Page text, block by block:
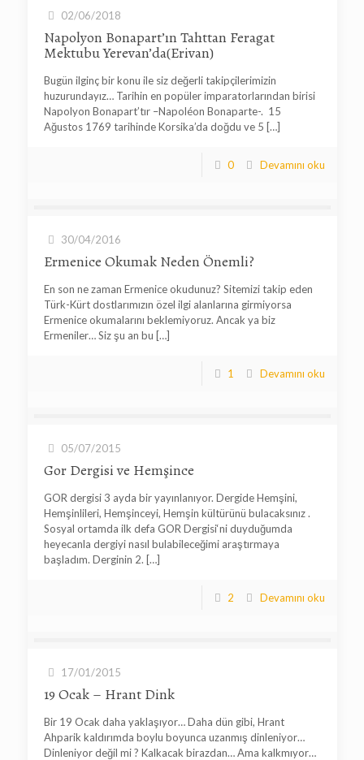
02/06/2018
Napolyon Bonapart’ın Tahttan Feragat
Mektubu Yerevan’da(Erivan)
Bugün ilginç bir konu ile siz değerli takipçilerimizin
huzurundayız… Tarihin en popüler imparatorlarından birisi
Napolyon Bonapart’tır –Napoléon Bonaparte-. 15
Ağustos 1769 tarihinde Korsika’da doğdu ve 5 […]
0 Devamını oku
30/04/2016
Ermenice Okumak Neden Önemli?
En son ne zaman Ermenice okudunuz? Sitemizi takip eden
Türk-Kürt dostlarımızın özel ilgi alanlarına girmiyorsa
Ermenice okumalarını beklemiyoruz. Ancak ya biz
Ermeniler… Siz şu an bu […]
1 Devamını oku
05/07/2015
Gor Dergisi ve Hemşince
GOR dergisi 3 ayda bir yayınlanıyor. Dergide Hemşini,
Hemşinlileri, Hemşinceyi, Hemşin kültürünü bulacaksınız .
Sosyal ortamda ilk defa GOR Dergisi‘ni duyduğumda
heyecanla dergiyi nasıl bulabileceğimi araştırmaya
başladım. Derginin 2. […]
2 Devamını oku
17/01/2015
19 Ocak – Hrant Dink
Bir 19 Ocak daha yaklaşıyor… Daha dün gibi, Hrant
Ahparik kaldırımda boylu boyunca uzanmış dinleniyor…
Dinleniyor değil mi ? Kalkacak birazdan… Ama kalkmıyor…